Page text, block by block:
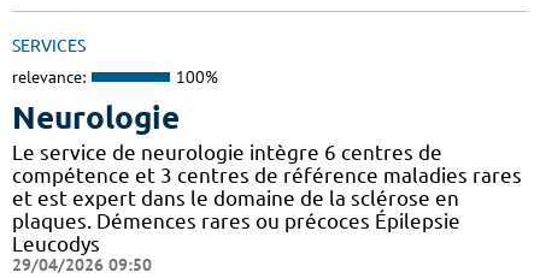
SERVICES
relevance: 100%
Neurologie
Le service de neurologie intègre 6 centres de
compétence et 3 centres de référence maladies rares
et est expert dans le domaine de la sclérose en
plaques. Démences rares ou précoces Épilepsie
Leucodys
29/04/2026 09:50